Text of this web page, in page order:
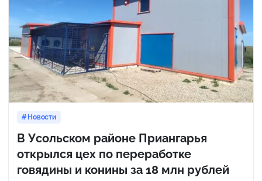
Новости
В Усольском районе Приангарья
открылся цех по переработке
говядины и конины за 18 млн рублей